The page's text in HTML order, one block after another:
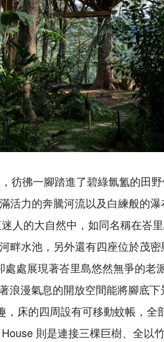
彷彿一腳踏進了碧綠氤氳的田
活力的奔騰河流以及白練般的
人的大自然中，如同名稱在峇
畔水池，另外還有四座位於茂
處展現著峇里島悠然無爭的老
浪漫氣息的開放空間能將腳底
床的四周設有可移動蚊帳，全
則是連接三棵巨樹、全以